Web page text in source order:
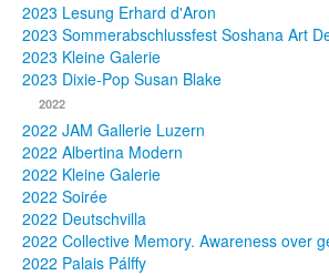
Presse
Publikationen
Texte
Sammlungen
2023 Lesung Erhard d'Aron
2023 Sommerabschlussfest Soshana Art
2023 Kleine Galerie
2023 Dixie-Pop Susan Blake
2022
2022 JAM Gallerie Luzern
2022 Albertina Modern
2022 Kleine Galerie
2022 Soirée
2022 Deutschvilla
2022 Collective Memory. Awareness over
2022 Palais Pálffy